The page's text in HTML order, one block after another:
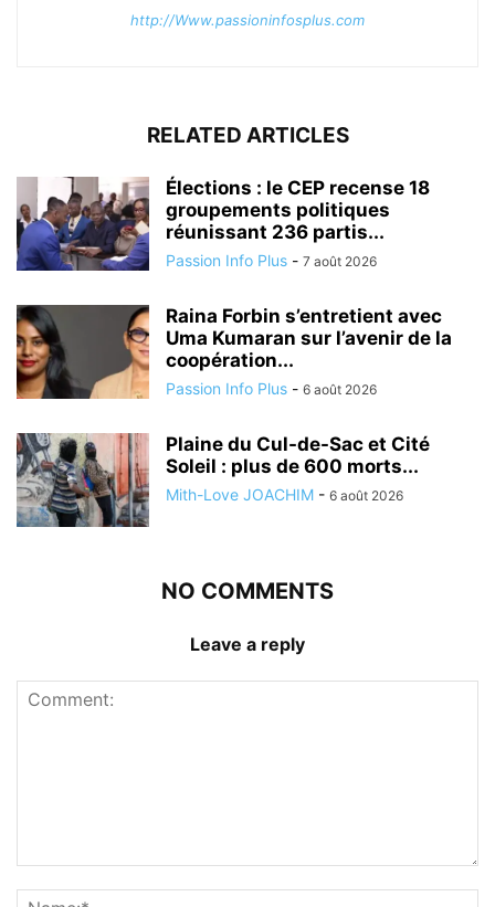
http://Www.passioninfosplus.com
RELATED ARTICLES
Élections : le CEP recense 18
groupements politiques
réunissant 236 partis...
Passion Info Plus - 7 août 2026
Raina Forbin s’entretient avec
Uma Kumaran sur l’avenir de la
coopération...
Passion Info Plus - 6 août 2026
Plaine du Cul-de-Sac et Cité
Soleil : plus de 600 morts...
Mith-Love JOACHIM - 6 août 2026
NO COMMENTS
Leave a reply